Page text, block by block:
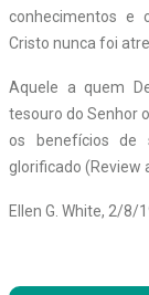
conhecimentos e
Cristo nunca foi
Aquele a quem
tesouro do Senhor
os benefícios de
glorificado (Review
Ellen G. White, 2/8/